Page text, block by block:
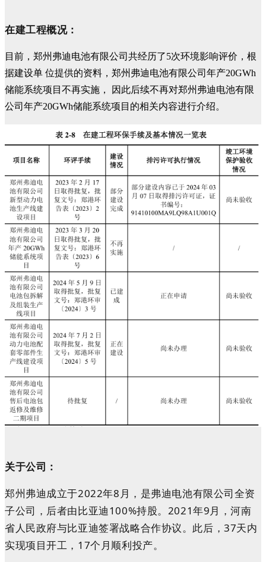
在建工程概况：
目前，郑州弗迪电池有限公司共经历了5次环境影响评价，根
据建设单 位提供的资料，郑州弗迪电池有限公司年产20GWh
储能系统项目不再实施， 因此后续不再对郑州弗迪电池有限
公司年产20GWh储能系统项目的相关内容进行介绍。
关于公司：
郑州弗迪成立于2022年8月，是弗迪电池有限公司全资
子公司，后者由比亚迪100%持股。2021年9月，河南
省人民政府与比亚迪签署战略合作协议。此后，37天内
实现项目开工，17个月顺利投产。